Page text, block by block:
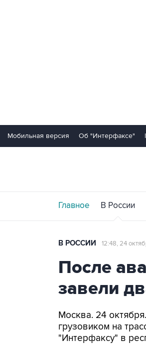
Мобильная версия Об "Интерфаксе"
Главное В России
В РОССИИ 12:48, 24
После
завели
Москва. 24
грузовиком на
"Интерфаксу" в